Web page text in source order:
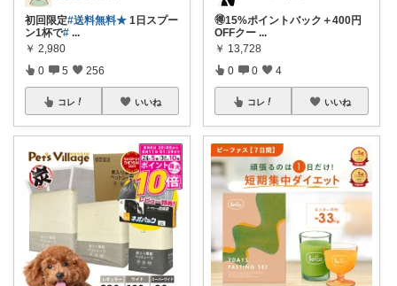
初回限定#送料無料★ 1日スプー
ン1杯で# ...
￥ 2,980
0 5 256
コレ いいね
🉐15%ポイントバック＋400円
OFFクー ...
￥ 13,728
0 0 4
コレ いいね